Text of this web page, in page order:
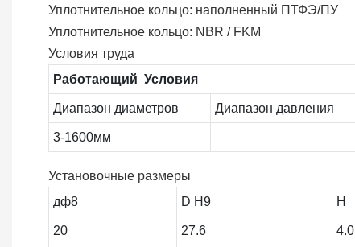
Уплотнительное кольцо: наполненный ПТФЭ/ПУ
Уплотнительное кольцо: NBR / FKM
Условия труда
Работающий Условия
Диапазон диаметров Диапазон давления
3-1600мм
Установочные размеры
дф8
D H9 H
20
27.6
4.0